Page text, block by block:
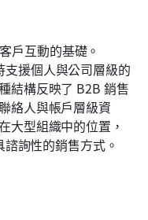
戶互動的基礎。
支援個人與公司層級的
結構反映了 B2B 銷售
絡人與帳戶層級資
大型組織中的位置，
詢性的銷售方式。